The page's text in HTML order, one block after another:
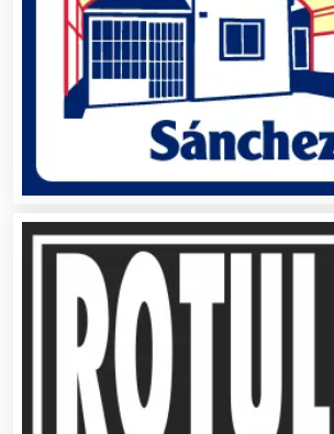
Alta Costura
Aluminio
Análisis Clínicos
Análisis de Aguas